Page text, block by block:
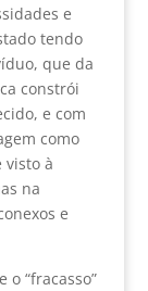
e
tendo
que da
constrói
e com
como
visto à
na
e
“fracasso”